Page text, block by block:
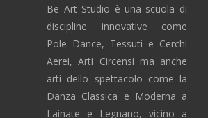
Be Art Studio è una scuola di
discipline innovative come
Pole Dance, Tessuti e Cerchi
Aerei, Arti Circensi ma anche
arti dello spettacolo come la
Danza Classica e Moderna a
Lainate e Legnano, vicino a